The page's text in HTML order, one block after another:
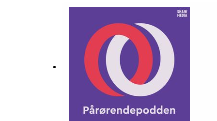
oss her.FØLG OSS I SOSIALE
produseres av Shaw